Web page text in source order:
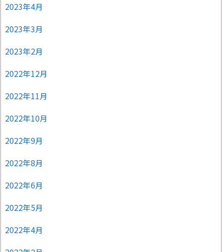
2023年4月
2023年3月
2023年2月
2022年12月
2022年11月
2022年10月
2022年9月
2022年8月
2022年6月
2022年5月
2022年4月